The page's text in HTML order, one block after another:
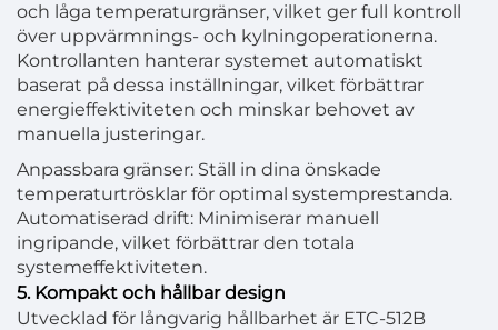
och låga temperaturgränser, vilket ger full kontroll
över uppvärmnings- och kylningoperationerna.
Kontrollanten hanterar systemet automatiskt
baserat på dessa inställningar, vilket förbättrar
energieffektiviteten och minskar behovet av
manuella justeringar.
Anpassbara gränser: Ställ in dina önskade
temperaturtrösklar för optimal systemprestanda.
Automatiserad drift: Minimiserar manuell
ingripande, vilket förbättrar den totala
systemeffektiviteten.
5. Kompakt och hållbar design
Utvecklad för långvarig hållbarhet är ETC-512B